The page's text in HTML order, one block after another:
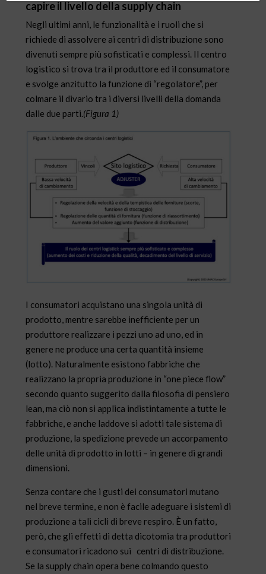
capire il livello della supply chain
Negli ultimi anni, le funzionalità e i ruoli che si
richiede di assolvere ai centri di distribuzione sono
divenuti sempre più sofisticati e complessi. Il centro
logistico si trova tra il produttore ed il consumatore
e svolge anzitutto la funzione di “regolatore”, per
colmare il divario tra i diversi livelli della domanda
dalle due parti.(Figura 1)
I consumatori acquistano una singola unità di
prodotto, mentre sarebbe inefficiente per un
produttore realizzare i pezzi uno ad uno, ed in
genere ne produce una certa quantità insieme
(lotto). Naturalmente esistono fabbriche che
realizzano la propria produzione in “one piece flow”
secondo quanto suggerito dalla filosofia di pensiero
lean, ma ciò non si applica indistintamente a tutte le
fabbriche, e anche laddove si adotti tale sistema di
produzione, la spedizione prevede un accorpamento
delle unità di prodotto in lotti – in genere di grandi
dimensioni.
Senza contare che i gusti dei consumatori mutano
nel breve termine, e non è facile adeguare i sistemi di
produzione a tali cicli di breve respiro. È un fatto,
però, che gli effetti di detta dicotomia tra produttori
e consumatori ricadono sui
centri di distribuzione.
Se la supply chain opera bene colmando questo